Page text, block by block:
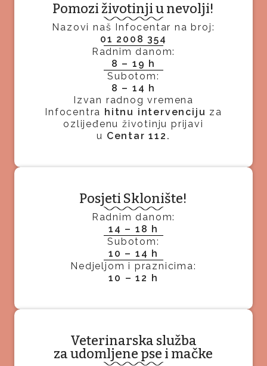
Pomozi životinji u nevolji!
Nazovi naš Infocentar na broj:
01 2008 354
Radnim danom:
8 – 19 h
Subotom:
8 – 14 h
Izvan radnog vremena
Infocentra hitnu intervenciju za
ozlijeđenu životinju prijavi
u Centar 112.
Posjeti Sklonište!
Radnim danom:
14 – 18 h
Subotom:
10 – 14 h
Nedjeljom i praznicima:
10 – 12 h
Veterinarska služba
za udomljene pse i mačke